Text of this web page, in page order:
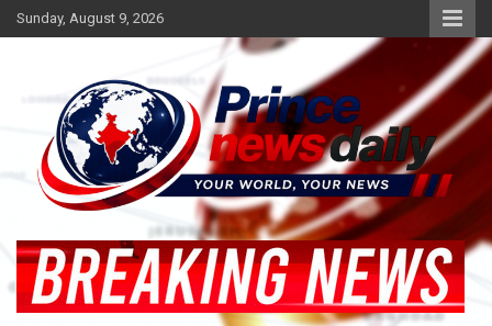
Skip
to
Sunday, August 9, 2026
Princenews Daily